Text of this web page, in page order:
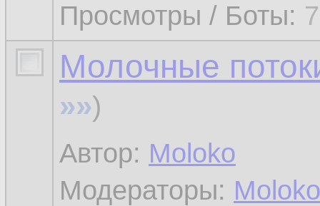
Просмотры / Боты:
Молочные
»»)
Автор: Moloko
Модераторы: Moloko